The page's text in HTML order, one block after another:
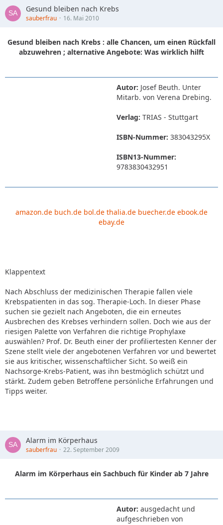
Gesund bleiben nach Krebs
sauberfrau 16. Mai 2010
Gesund bleiben nach Krebs : alle Chancen, um einen Rückfall
abzuwehren ; alternative Angebote: Was wirklich hilft
Autor: Josef Beuth. Unter
Mitarb. von Verena Drebing.
Verlag: TRIAS - Stuttgart
ISBN-Nummer: 383043295X
ISBN13-Nummer:
9783830432951
amazon.de buch.de bol.de thalia.de buecher.de ebook.de
ebay.de
Klappentext
Nach Abschluss der medizinischen Therapie fallen viele
Krebspatienten in das sog. Therapie-Loch. In dieser Phase
suchen sie gezielt nach Angeboten, die ein erneutes
Ausbrechen des Krebses verhindern sollen. Doch wie aus der
riesigen Palette von Verfahren die richtige Prophylaxe
auswählen? Prof. Dr. Beuth einer der profiliertesten Kenner der
Szene stellt viele der angebotenen Verfahren vor und bewertet
sie aus kritischer, wissenschaftlicher Sicht. So weiß ein
Nachsorge-Krebs-Patient, was ihn bestmöglich schützt und
stärkt. Zudem geben Betroffene persönliche Erfahrungen und
Tipps weiter.
Alarm im Körperhaus
sauberfrau 22. September 2009
Alarm im Körperhaus ein Sachbuch für Kinder ab 7 Jahre
Autor: ausgedacht und
aufgeschrieben von